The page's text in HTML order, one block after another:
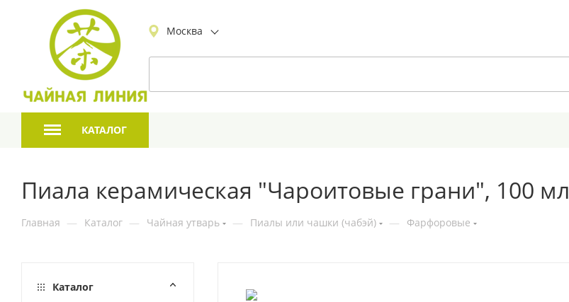
Москва
КАТАЛОГ
Пиала керамическая "Чароитовые грани", 100 мл
Главная — Каталог — Чайная утварь — Пиалы или чашки (чабэй) — Фарфоровые
Каталог